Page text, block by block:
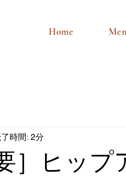
Home
］ヒップ
時間: 2分